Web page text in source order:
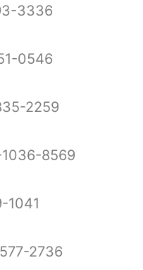
3336
0546
2259
8569
1041
2736